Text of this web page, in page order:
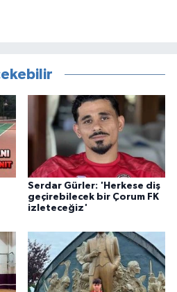
Serdar Gürler: 'Herkese diş
geçirebilecek bir Çorum FK
izleteceğiz'